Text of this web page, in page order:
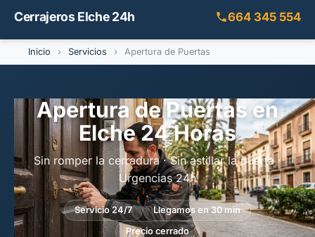
Cerrajeros Elche 24h 664 345 554
Inicio › Servicios › Apertura de Puertas
Apertura de Puertas en
Elche 24 Horas
Sin romper la cerradura · Sin astillar la puerta ·
Urgencias 24h
Servicio 24/7
Llegamos en 30 min
Precio cerrado